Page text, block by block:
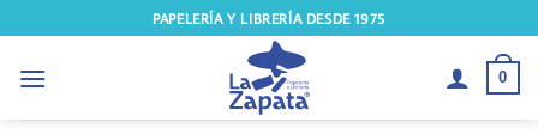
al
contenido
PAPELERÍA Y LIBRERÍA DESDE 1975
0